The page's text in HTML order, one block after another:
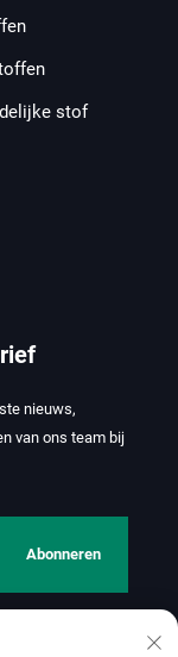
stof
nieuws,
van ons team bij
Abonneren